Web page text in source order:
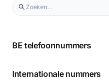
BE telefoonnummers
Internationale nummers